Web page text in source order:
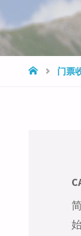
HOME门票